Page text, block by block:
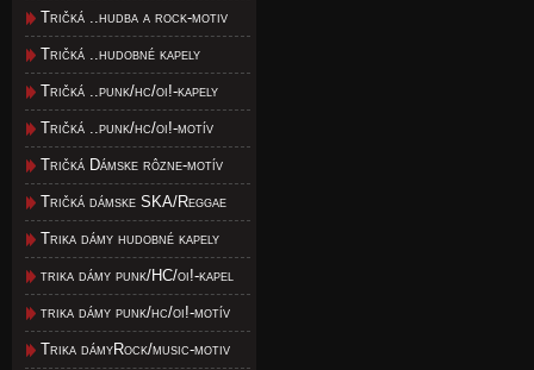
Tričká ..hudba a rock-motiv
Tričká ..hudobné kapely
Tričká ..punk/hc/oi!-kapely
Tričká ..punk/hc/oi!-motív
Tričká Dámske rôzne-motív
Tričká dámske SKA/Reggae
Trika dámy hudobné kapely
trika dámy punk/HC/oi!-kapel
trika dámy punk/hc/oi!-motív
Trika dámyRock/music-motiv